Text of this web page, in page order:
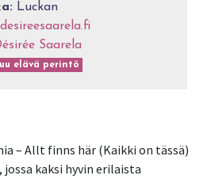
Luckan
Saarela
elävä perintö
– Allt finns här (Kaikki on tässä)
kaksi hyvin erilaista